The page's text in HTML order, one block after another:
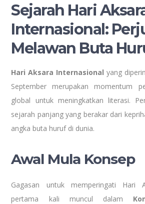
Sejarah Hari
Internasional:
Melawan Buta
Hari Aksara Internasional yang
September merupakan momentum
global untuk meningkatkan literasi.
sejarah panjang yang berakar dari
angka buta huruf di dunia.
Awal Mula Konsep
Gagasan untuk memperingati Hari
pertama kali muncul dalam